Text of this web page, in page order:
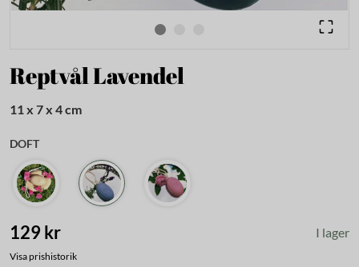
Reptvål Lavendel
11 x 7 x 4 cm
DOFT
129 kr I lager
Visa prishistorik